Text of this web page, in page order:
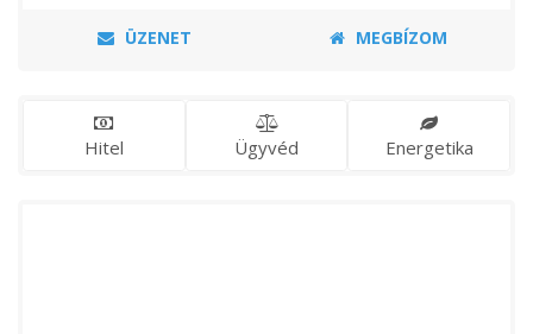
ÜZENET MEGBÍZOM
Hitel Ügyvéd Energetika